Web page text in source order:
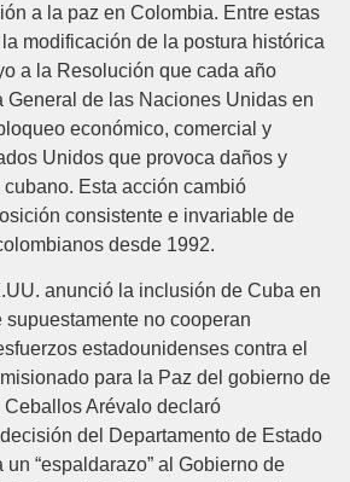
a la paz en Colombia. Entre estas
modificación de la postura histórica
a la Resolución que cada año
General de las Naciones Unidas en
económico, comercial y
Unidos que provoca daños y
Esta acción cambió
consistente e invariable de
desde 1992.
anunció la inclusión de Cuba en
supuestamente no cooperan
estadounidenses contra el
para la Paz del gobierno de
Arévalo declaró
del Departamento de Estado
“espaldarazo” al Gobierno de